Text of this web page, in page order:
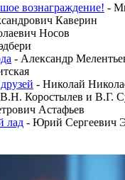
вознаграждение! -
Каверин
Носов
- Александр
- Николай
Коростылев и В.Г.
Астафьев
лад - Юрий Сергеевич